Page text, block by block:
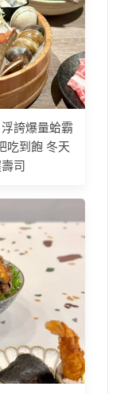
誇爆量蛤霸
吃到飽 冬天
司